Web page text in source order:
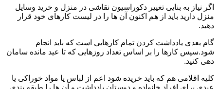
اگر نیاز به بنایی تغییر دکوراسیون نقاشی در منزل و خرید وسایل
منزل دارید باید از هم اکنون آن ها را در لیست کارهای خود قرار
دهید.
گام بعدی یادداشت کردن تمام کارهایی است که باید انجام
شود.سپس کارها را بر اساس تعداد روزهایی که تا عید مانده سامان
دهی کنید.
کلیه اقلامی هم که باید خریده شود اعم از لباس یا مواد خوراکی یا
عیدی برای افراد خانواده و دوستان یادداشت و آن ها را طبقه بندی